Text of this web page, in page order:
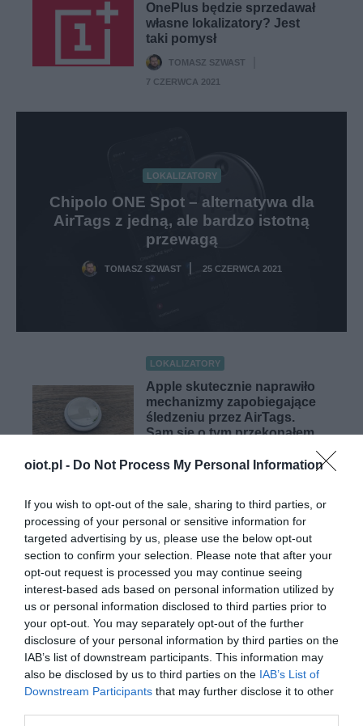
oiot.pl - Do Not Process My Personal Information
If you wish to opt-out of the sale, sharing to third parties, or
processing of your personal or sensitive information for
targeted advertising by us, please use the below opt-out
section to confirm your selection. Please note that after your
opt-out request is processed you may continue seeing
interest-based ads based on personal information utilized by
us or personal information disclosed to third parties prior to
your opt-out. You may separately opt-out of the further
disclosure of your personal information by third parties on the
IAB’s list of downstream participants. This information may
also be disclosed by us to third parties on the IAB’s List of
Downstream Participants that may further disclose it to other
OnePlus będzie sprzedawał
własne lokalizatory? Jest
taki pomysł
TOMASZ SZWAST
7 CZERWCA 2021
LOKALIZATORY
Chipolo ONE Spot – alternatywa dla
AirTags z jedną, ale bardzo istotną
przewagą
TOMASZ SZWAST 25 CZERWCA 2021
LOKALIZATORY
Apple skutecznie naprawiło
mechanizmy zapobiegające
śledzeniu przez AirTags.
Sam się o tym przekonałem
LOKALIZATORY
AirTags mogą być
niebezpieczne dla dzieci i
wcale nie chodzi o śledzenie
TOMASZ SZWAST
·
29 CZERWCA 2021
XIAOMI